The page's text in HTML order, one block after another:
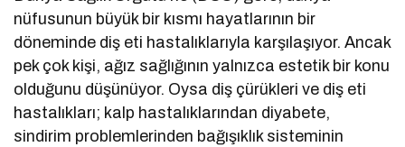
nüfusunun büyük bir kısmı hayatlarının bir
döneminde diş eti hastalıklarıyla karşılaşıyor. Ancak
pek çok kişi, ağız sağlığının yalnızca estetik bir konu
olduğunu düşünüyor. Oysa diş çürükleri ve diş eti
hastalıkları; kalp hastalıklarından diyabete,
sindirim problemlerinden bağışıklık sisteminin